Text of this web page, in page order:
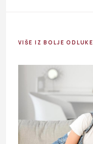
VIŠE IZ BOLJE ODLUKE